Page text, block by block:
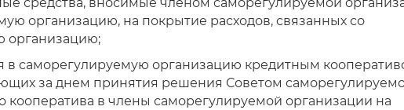
организацию, на покрытие расходов, связанных со
организацию;
в саморегулируемую организацию кредитным
за днем принятия решения Советом
кооператива в члены саморегулируемой организации на